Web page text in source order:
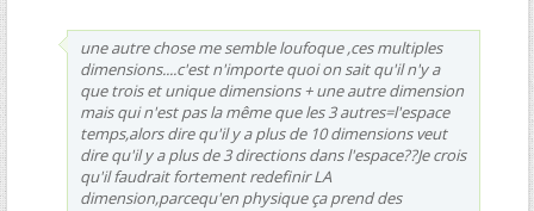
une autre chose me semble loufoque ,ces multiples
dimensions....c'est n'importe quoi on sait qu'il n'y a
que trois et unique dimensions + une autre dimension
mais qui n'est pas la même que les 3 autres=l'espace
temps,alors dire qu'il y a plus de 10 dimensions veut
dire qu'il y a plus de 3 directions dans l'espace??Je crois
qu'il faudrait fortement redefinir LA
dimension,parcequ'en physique ça prend des